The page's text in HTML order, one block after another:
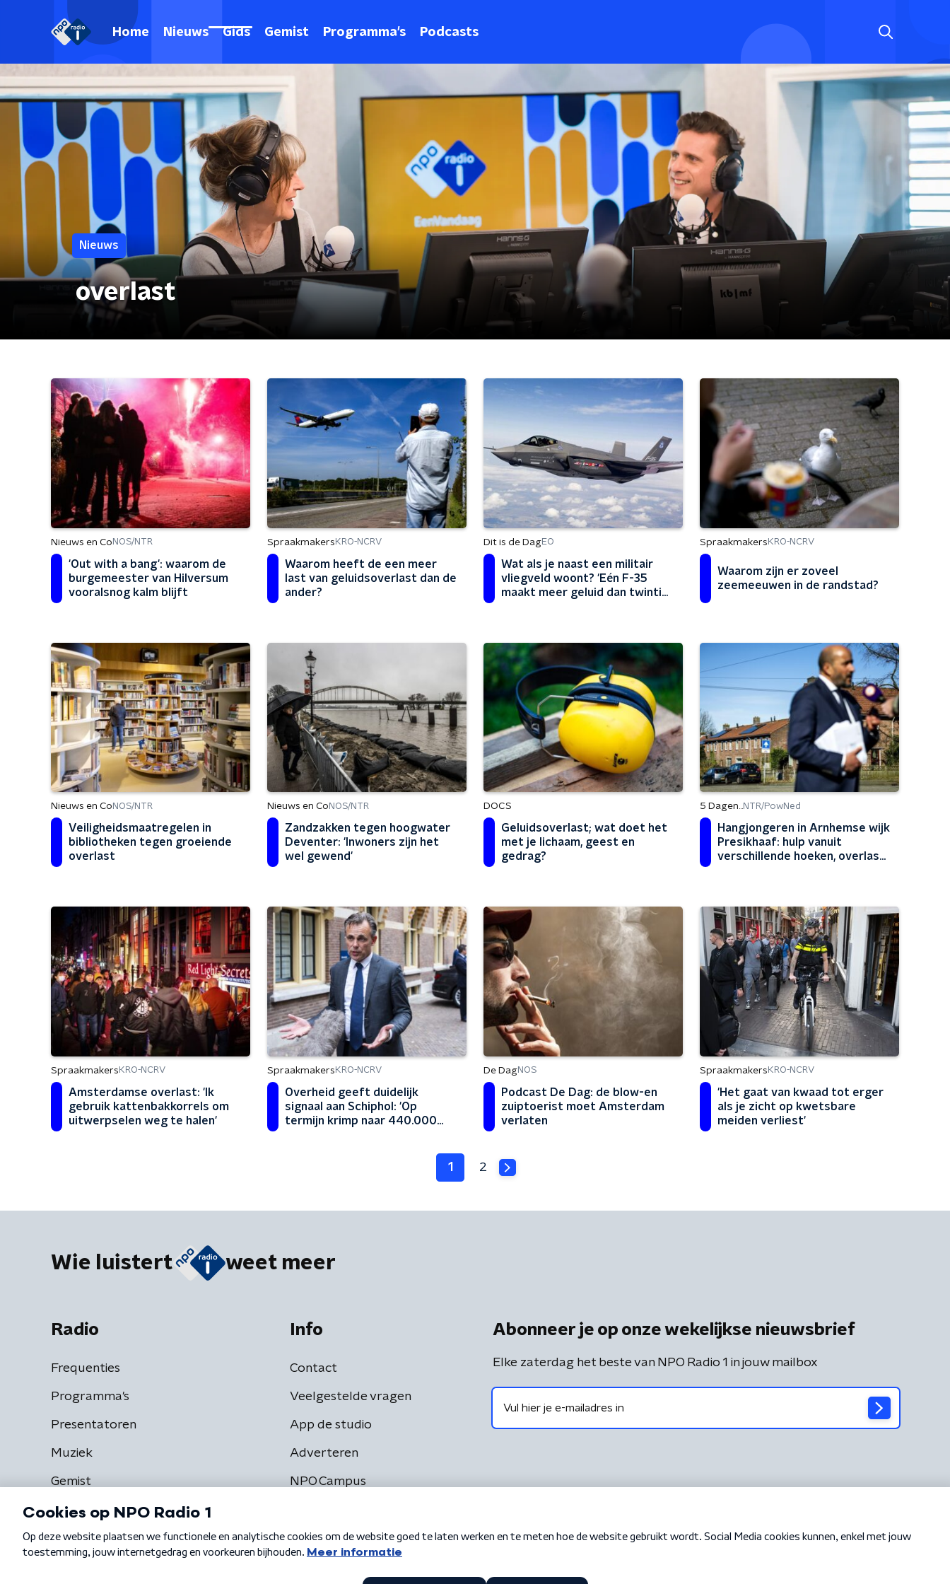
Home Nieuws Gids Gemist Programma's Podcasts
Nieuws
overlast
Nieuws en Co NOS/NTR
'Out with a bang': waarom de
burgemeester van Hilversum
vooralsnog kalm blijft
Spraakmakers KRO-NCRV
Waarom heeft de een meer
last van geluidsoverlast dan de
ander?
Dit is de DagEO
Wat als je naast een militair
vliegveld woont? 'Eén F-35
maakt meer geluid dan twintig
Spraakmakers KRO-NCRV
Waarom zijn er zoveel
zeemeeuwen in de randstad?
Nieuws en Co NOS/NTR
Veiligheidsmaatregelen in
bibliotheken tegen groeiende
overlast
Nieuws en Co NOS/NTR
Zandzakken tegen hoogwater
Deventer: 'Inwoners zijn het
wel gewend'
DOCS
Geluidsoverlast; wat doet het
met je lichaam, geest en
gedrag?
5 Dagen...NTR/PowNed
Hangjongeren in Arnhemse wijk
Presikhaaf: hulp vanuit
verschillende hoeken, overlast
Spraakmakers KRO-NCRV
Amsterdamse overlast: 'Ik
gebruik kattenbakkorrels om
uitwerpselen weg te halen'
Spraakmakers KRO-NCRV
Overheid geeft duidelijk
signaal aan Schiphol: 'Op
termijn krimp naar 440.000
De DagNOS
Podcast De Dag: de blow-en
zuiptoerist moet Amsterdam
verlaten
Spraakmakers KRO-NCRV
'Het gaat van kwaad tot erger
als je zicht op kwetsbare
meiden verliest'
1 2
Wie luistert weet meer
Radio
Frequenties
Programma's
Presentatoren
Muziek
Gemist
Info
Contact
Veelgestelde vragen
App de studio
Adverteren
NPO Campus
Abonneer je op onze wekelijkse nieuwsbrief
Elke zaterdag het beste van NPO Radio 1 in jouw mailbox
Algemene voorwaarden Privacybeleid